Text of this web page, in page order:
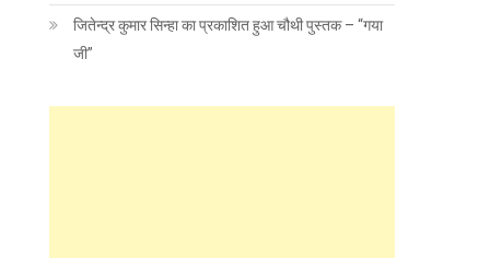
जितेन्द्र कुमार सिन्हा का प्रकाशित हुआ चौथी पुस्तक – “गया
जी”